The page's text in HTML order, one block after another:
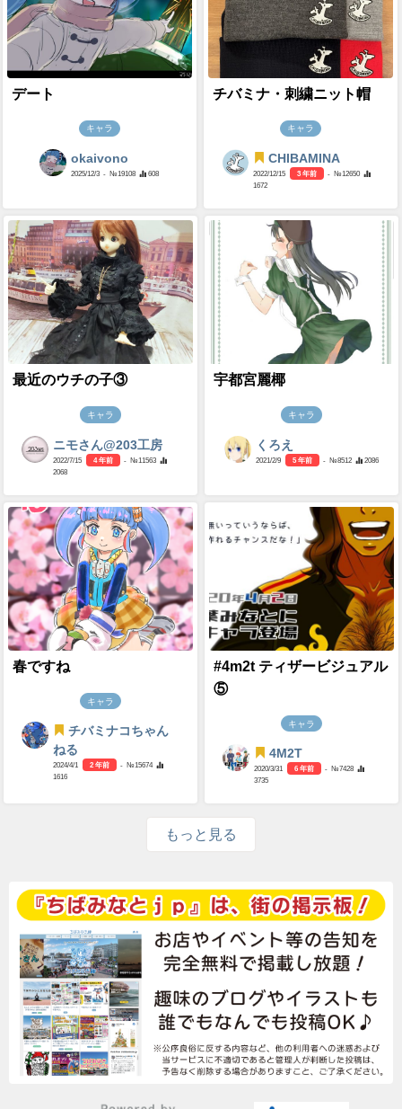
デート
キャラ
okaivono
2025/12/3 - №19108 608
チバミナ・刺繍ニット帽
キャラ
CHIBAMINA
2022/12/15 3 年前
- №12650
1672
最近のウチの子③
キャラ
ニモさん@203工房
2022/7/15 4 年前
- №11563
2068
宇都宮麗椰
キャラ
くろえ
2021/2/9 5 年前 - №8512 2086
春ですね
キャラ
チバミナコちゃん
ねる
2024/4/1 2 年前
- №15674
1616
#4m2t ティザービジュアル
⑤
キャラ
4M2T
2020/3/31 6 年前
- №7428
3735
もっと見る